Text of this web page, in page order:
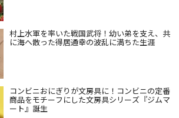
村上水軍を率いた戦国武将！幼い弟を支え、共
に海へ散った得居通幸の波乱に満ちた生涯
コンビニおにぎりが文房具に！コンビニの定番
商品をモチーフにした文房具シリーズ『ジムマ
ート』誕生